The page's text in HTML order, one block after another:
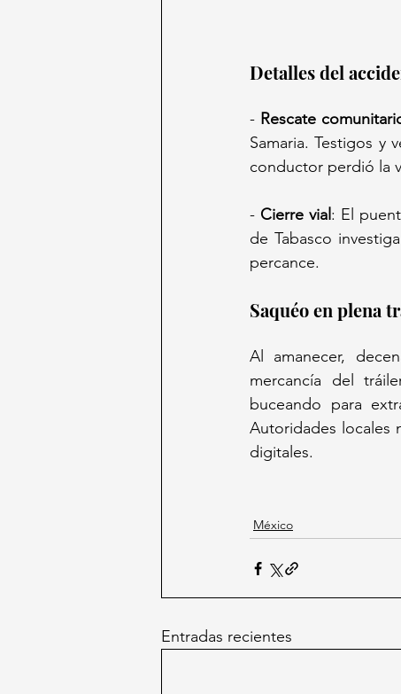
Detalles del
- Rescate
Samaria. Testigos y
conductor perdió la
- Cierre vial : El
de Tabasco
percance.
Saquéo en plena
Al amanecer,
mercancía del
buceando para
Autoridades locales
digitales.
México
Entradas recientes